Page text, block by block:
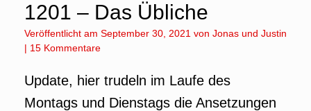
1201 – Das Übliche
Veröffentlicht am September 30, 2021 von Jonas und Justin
| 15 Kommentare
Update, hier trudeln im Laufe des
Montags und Dienstags die Ansetzungen